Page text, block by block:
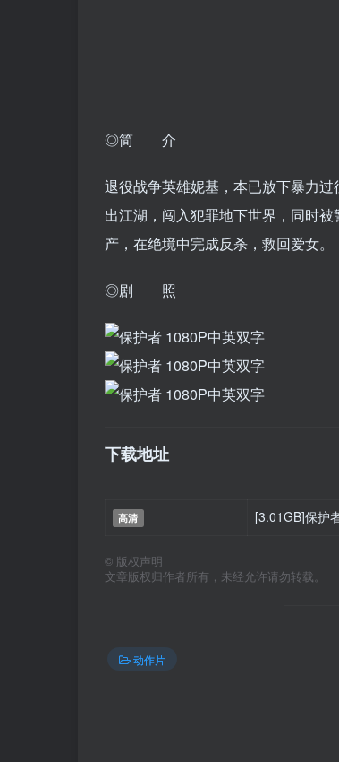
◎简 介
退役战争英雄妮基，本已放下暴力
出江湖，闯入犯罪地下世界，同时
产，在绝境中完成反杀，救回爱女。
◎剧 照
下载地址
高清 [3.01GB]保护
© 版权声明
文章版权归作者所有，未经允许请勿转载。
动作片